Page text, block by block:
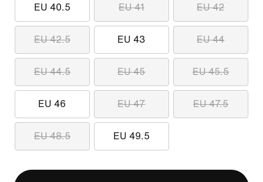
EU 40.5 EU 41 EU 42
EU 42.5 EU 43 EU 44
EU 44.5 EU 45 EU 45.5
EU 46 EU 47 EU 47.5
EU 48.5 EU 49.5